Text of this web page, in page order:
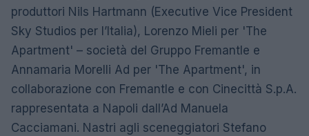
produttori Nils Hartmann (Executive Vice President
Sky Studios per l’Italia), Lorenzo Mieli per 'The
Apartment' – società del Gruppo Fremantle e
Annamaria Morelli Ad per 'The Apartment', in
collaborazione con Fremantle e con Cinecittà S.p.A.
rappresentata a Napoli dall’Ad Manuela
Cacciamani. Nastri agli sceneggiatori Stefano